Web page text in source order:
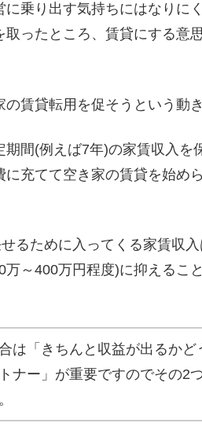
乗り出す気持ちにはなりに
ったところ、賃貸にする意
賃貸転用を促そうという動
間(例えば7年)の家賃収入を
充てて空き家の賃貸を始め
るために入ってくる家賃収
～400万円程度)に抑えるこ
は「きちんと収益が出るかど
ナー」が重要ですのでその2